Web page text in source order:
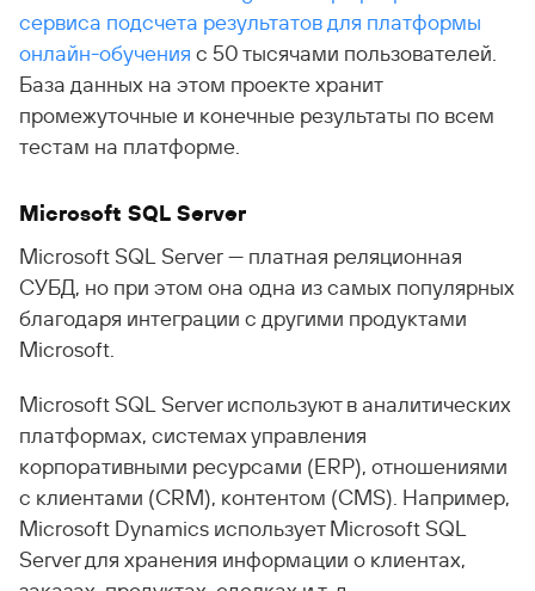
сервиса подсчета результатов для платформы
онлайн-обучения с 50 тысячами пользователей.
База данных на этом проекте хранит
промежуточные и конечные результаты по всем
тестам на платформе.
Microsoft SQL Server
Microsoft SQL Server — платная реляционная
СУБД, но при этом она одна из самых популярных
благодаря интеграции с другими продуктами
Microsoft.
Microsoft SQL Server используют в аналитических
платформах, системах управления
корпоративными ресурсами (ERP), отношениями
с клиентами (CRM), контентом (CMS). Например,
Microsoft Dynamics использует Microsoft SQL
Server для хранения информации о клиентах,